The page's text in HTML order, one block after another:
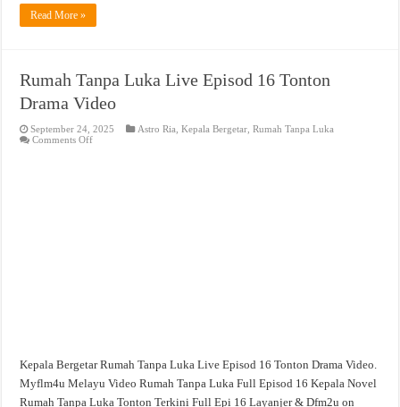
Read More »
Rumah Tanpa Luka Live Episod 16 Tonton
Drama Video
September 24, 2025 Astro Ria ,Kepala Bergetar ,Rumah Tanpa Luka
Comments Offon
Kepala Bergetar Rumah Tanpa Luka Live Episod 16 Tonton Drama Video.
Myflm4u Melayu Video Rumah Tanpa Luka Full Episod 16 Kepala Novel
Rumah Tanpa Luka Tonton Terkini Full Epi 16 Layanjer & Dfm2u on